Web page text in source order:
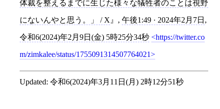
体裁を整えるまでに生じた様々な犠牲者のことは視野
にないんやと思う。」 / X , 午後1:49 · 2024年2月7日 ,
令和6(2024)年2月9日(金) 5時25分34秒 https://twitter.co
m/zimkalee/status/1755091314507764021
Updated: 令和6(2024)年3月11日(月) 2時12分51秒